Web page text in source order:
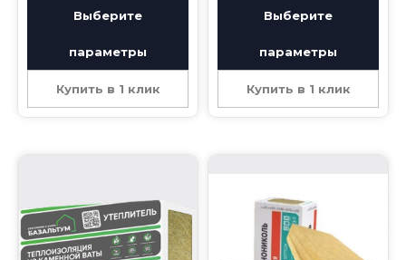
Выберите
параметры
Купить в 1 клик
Выберите
параметры
Купить в 1 клик